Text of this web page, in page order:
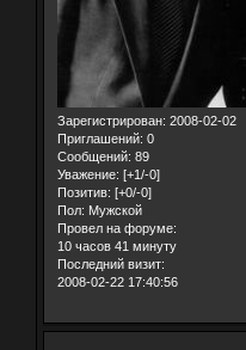
Зарегистрирован: 2008-02-02
Приглашений: 0
Сообщений: 89
Уважение: [+1/-0]
Позитив: [+0/-0]
Пол: Мужской
Провел на форуме:
10 часов 41 минуту
Последний визит:
2008-02-22 17:40:56